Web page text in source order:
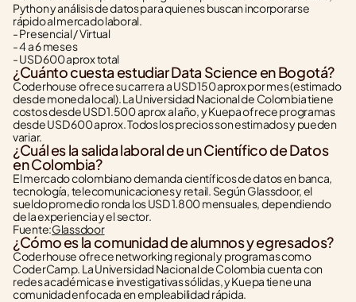
Python y análisis de datos para quienes buscan incorporarse
rápido al mercado laboral.
- Presencial / Virtual
- 4 a 6 meses
- USD 600 aprox total
¿Cuánto cuesta estudiar Data Science en Bogotá?
Coderhouse ofrece su carrera a USD 150 aprox por mes (estimado
desde moneda local). La Universidad Nacional de Colombia tiene
costos desde USD 1.500 aprox al año, y Kuepa ofrece programas
desde USD 600 aprox. Todos los precios son estimados y pueden
variar.
¿Cuál es la salida laboral de un Científico de Datos
en Colombia?
El mercado colombiano demanda científicos de datos en banca,
tecnología, telecomunicaciones y retail. Según Glassdoor, el
sueldo promedio ronda los USD 1.800 mensuales, dependiendo
de la experiencia y el sector.
Fuente:Glassdoor
¿Cómo es la comunidad de alumnos y egresados?
Coderhouse ofrece networking regional y programas como
CoderCamp. La Universidad Nacional de Colombia cuenta con
redes académicas e investigativas sólidas, y Kuepa tiene una
comunidad enfocada en empleabilidad rápida.